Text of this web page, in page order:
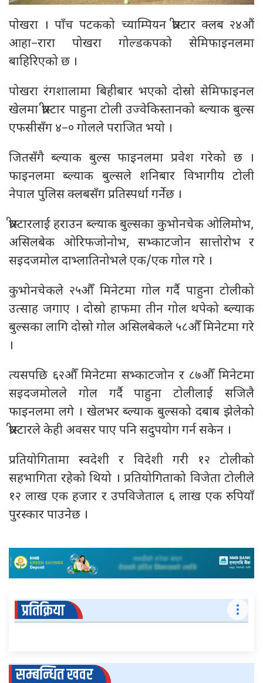
पाेखरा । पाँच पटकको च्याम्पियन थ्रीस्टार क्लब २४औं
आहा–रारा पोखरा गोल्डकपको सेमिफाइनलमा
बाहिरिएको छ ।
पोखरा रंगशालामा बिहीबार भएको दोस्रो सेमिफाइनल
खेलमा थ्रीस्टार पाहुना टोली उज्वेकिस्तानको ब्ल्याक बुल्स
एफसीसँग ४–० गोलले पराजित भयो ।
जितसँगै ब्ल्याक बुल्स फाइनलमा प्रवेश गरेको छ ।
फाइनलमा ब्ल्याक बुल्सले शनिबार विभागीय टोली
नेपाल पुलिस क्लबसँग प्रतिस्पर्धा गर्नेछ ।
थ्रीस्टारलाई हराउन ब्ल्याक बुल्सका कुभोनचेक ओलिमोभ,
असिलबेक ओरिफजोनोभ, सभ्काटजोन सात्तोरोभ र
सइदजमोल दाभ्लातिनोभले एक/एक गोल गरे ।
कुभोनचेकले २५औँ मिनेटमा गोल गर्दै पाहुना टोलीको
उत्साह जगाए । दोस्रो हाफमा तीन गोल थपेको ब्ल्याक
बुल्सका लागि दोस्रो गोल असिलबेकले ५८औँ मिनेटमा गरे
।
त्यसपछि ६२औँ मिनेटमा सभ्काटजोन र ८७औँ मिनेटमा
सइदजमोलले गोल गर्दै पाहुना टोलीलाई सजिलै
फाइनलमा लगे । खेलभर ब्ल्याक बुल्सको दबाब झेलेको
थ्रीस्टारले केही अवसर पाए पनि सदुपयोग गर्न सकेन ।
प्रतियोगितामा स्वदेशी र विदेशी गरी १२ टोलीको
सहभागिता रहेको थियो । प्रतियोगिताको विजेता टोलीले
१२ लाख एक हजार र उपविजेताल ६ लाख एक रुपियाँ
पुरस्कार पाउनेछ ।
प्रतिक्रिया
सम्बन्धित खवर